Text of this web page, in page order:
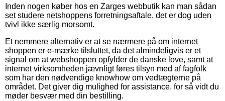
Inden nogen køber hos en Zarges webbutik kan man sådan
set studere netshoppens forretningsaftale, det er dog uden
tvivl ikke særlig morsomt.
Et nemmere alternativ er at se nærmere på om internet
shoppen er e-mærke tilsluttet, da det almindeligvis er et
signal om at webshoppen opfylder de danske love, samt at
internet virksomheden jævnligt føres tilsyn med af fagfolk
som har den nødvendige knowhow om vedtægterne på
området. Det giver dig mulighed for assistance, for så vidt du
møder besvær med din bestilling.